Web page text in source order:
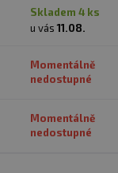
skladem 4 ks
u vás11.08.
Momentálně
nedostupné
Momentálně
nedostupné